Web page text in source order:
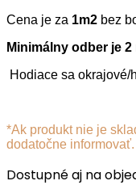
Cena je za 1m2 bez
Minimálny odber je 2
Hodiace sa okrajové/
*Ak produkt nie je
dodatočne informovať.
Dostupné aj na